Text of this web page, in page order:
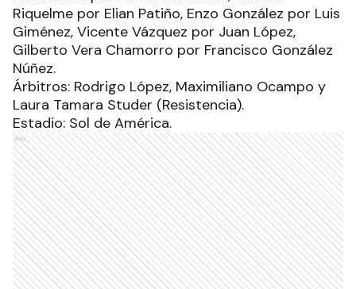
Riquelme por Elian Patiño, Enzo González por Luis
Giménez, Vicente Vázquez por Juan López,
Gilberto Vera Chamorro por Francisco González
Núñez.
Árbitros: Rodrigo López, Maximiliano Ocampo y
Laura Tamara Studer (Resistencia).
Estadio: Sol de América.
Ads